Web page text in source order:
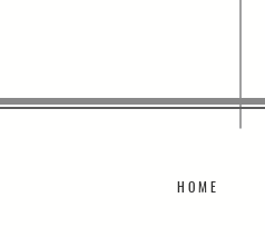
H O M E